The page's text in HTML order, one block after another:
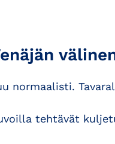
normaalisti.
tehtävät